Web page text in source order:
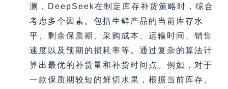
测，DeepSeek在制定库存补货策略时，综合
考虑多个因素。包括生鲜产品的当前库存水
平、剩余保质期、采购成本、运输时间、销售
速度以及预期的损耗率等。通过复杂的算法计
算出最优的补货量和补货时间点。例如，对于
一款保质期较短的鲜切水果，根据当前库存、